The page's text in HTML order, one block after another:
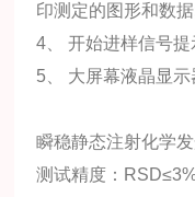
印测定的图形和数
4、 开始进样信号提
5、 大屏幕液晶显示
瞬稳静态注射化学
测试精度：